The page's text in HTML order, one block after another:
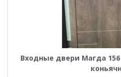
Входные двери Магда